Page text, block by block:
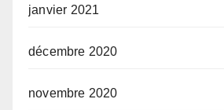
janvier 2021
décembre 2020
novembre 2020